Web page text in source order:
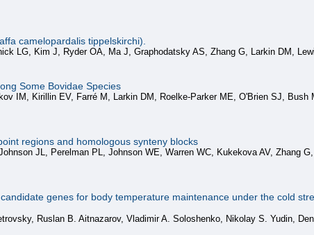
camelopardalis tippelskirchi).
LG, Kim J, Ryder OA, Ma J, Graphodatsky AS, Zhang G, Larkin DM,
Some Bovidae Species
IM, Kirillin EV, Farré M, Larkin DM, Roelke-Parker ME, O'Brien SJ, Bush
regions and homologous synteny blocks
JL, Perelman PL, Johnson WE, Warren WC, Kukekova AV, Zhang
genes for body temperature maintenance under the cold
Ruslan B. Aitnazarov, Vladimir A. Soloshenko, Nikolay S. Yudin,